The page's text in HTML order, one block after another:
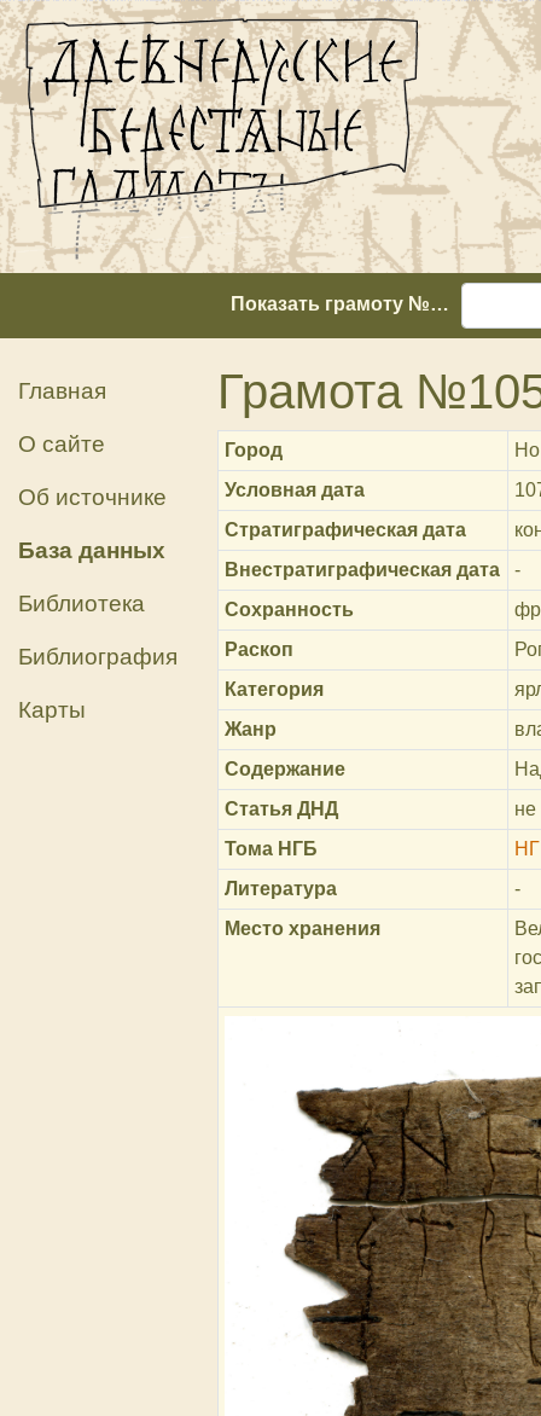
Показать грамоту №…
Главная
О сайте
Об источнике
База данных
Библиотека
Библиография
Карты
Грамота
Город
Условная дата
Стратиграфическая дата
Внестратиграфическая дата
-
Сохранность
Раскоп
Категория
Жанр
Содержание
Статья ДНД
Тома НГБ
Литература
-
Место хранения